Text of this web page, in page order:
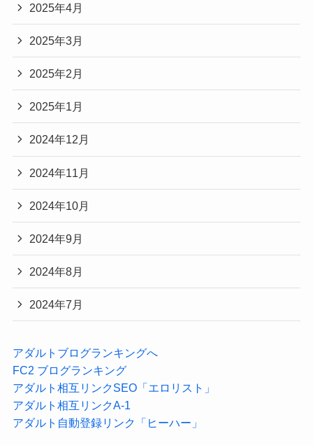
2025年4月
2025年3月
2025年2月
2025年1月
2024年12月
2024年11月
2024年10月
2024年9月
2024年8月
2024年7月
アダルトブログランキングへ
FC2 ブログランキング
アダルト相互リンクSEO「エロリスト」
アダルト相互リンクA-1
アダルト自動登録リンク「ヒーハー」